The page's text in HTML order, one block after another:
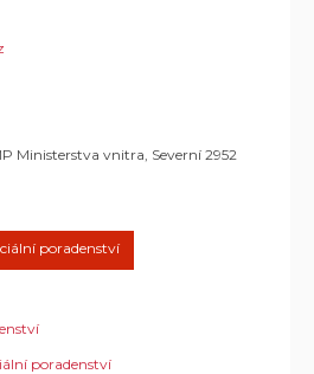
Ministerstva vnitra, Severní 2952
poradenství
poradenství